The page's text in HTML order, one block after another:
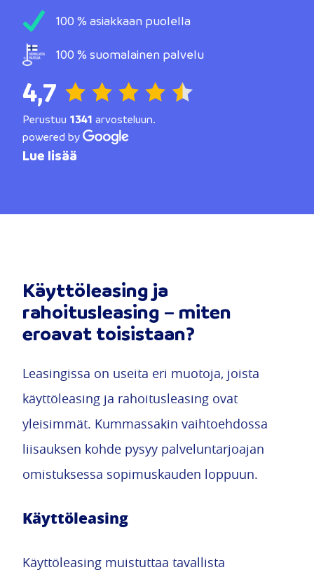
100 % asiakkaan puolella
100 % suomalainen palvelu
4,7
Perustuu 1341 arvosteluun.
powered by
Lue lisää
Käyttöleasing ja
rahoitusleasing – miten
eroavat toisistaan?
Leasingissa on useita eri muotoja, joista
käyttöleasing ja rahoitusleasing ovat
yleisimmät. Kummassakin vaihtoehdossa
liisauksen kohde pysyy palveluntarjoajan
omistuksessa sopimuskauden loppuun.
Käyttöleasing
Käyttöleasing muistuttaa tavallista